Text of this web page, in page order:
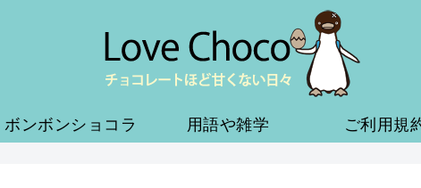
ボンボンショコラ 用語や雑学 ご利用規